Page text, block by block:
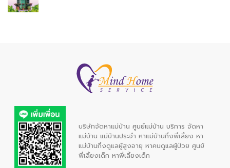
บริษัทจัดหาแม่บ้าน ศูนย์แม่บ้าน บริการ จัดหา
แม่บ้าน แม่บ้านประจำ หาแม่บ้านกึ่งพี่เลี้ยงหา
แม่บ้านกึ่งดูแลผู้สูงอายุ หาคนดูแลผู้ป่วยศูนย์
พี่เลี้ยงเด็ก หาพี่เลี้ยงเด็ก